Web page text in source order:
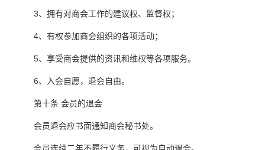
3、拥有对商会工作的建议权、监督权；
4、有权参加商会组织的各项活动；
5、享受商会提供的资讯和维权等各项服务。
6、入会自愿，退会自由。
第十条 会员的退会
会员退会应书面通知商会秘书处。
会员连续二年不履行义务，可视为自动退会。